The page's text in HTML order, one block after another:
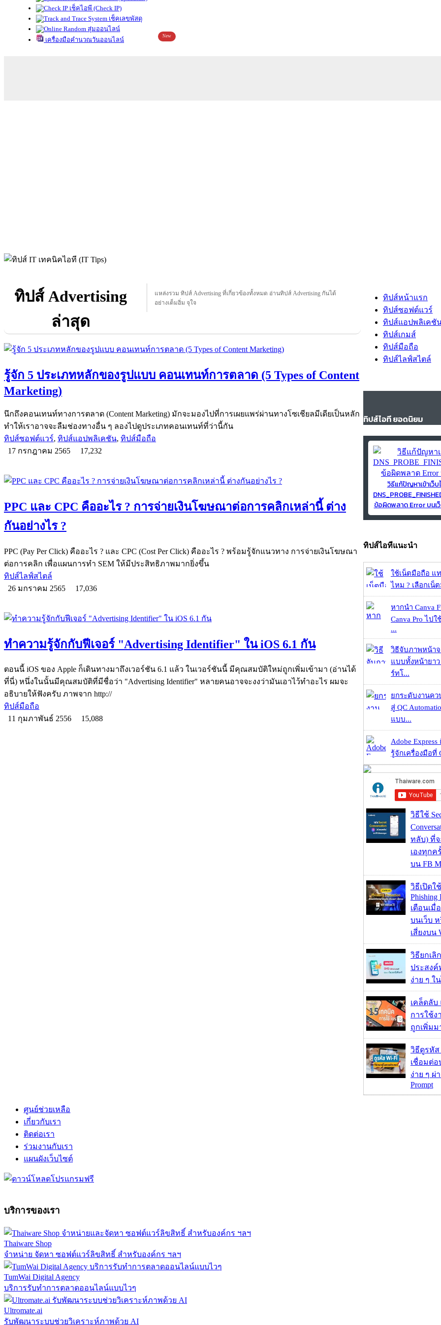
เช็คไอพี (Check IP)
เช็คเลขพัสดุ
สุ่มออนไลน์
เครื่องมือคำนวณวันออนไลน์
New
ทิปส์ Advertising
ล่าสุด
แหล่งรวม ทิปส์ Advertising ที่เกี่ยวข้องทั้งหมด อ่านทิปส์ Advertising กันได้
อย่างเต็มอิ่ม จุใจ
รู้จัก 5 ประเภทหลักของรูปแบบ คอนเทนท์การตลาด (5 Types of Content
Marketing)
นึกถึงคอนเทนท์ทางการตลาด (Content Marketing) มักจะมองไปที่การเผยแพร่ผ่านทางโซเชียลมีเดียเป็นหลัก
ทำให้เราอาจจะลืมช่องทางอื่น ๆ ลองไปดูประเภทคอนเทนท์ที่ว่านี้กัน
ทิปส์ซอฟต์แวร์, ทิปส์แอปพลิเคชัน, ทิปส์มือถือ
17 กรกฎาคม 2565
17,232
PPC และ CPC คืออะไร ? การจ่ายเงินโฆษณาต่อการคลิกเหล่านี้ ต่าง
กันอย่างไร ?
PPC (Pay Per Click) คืออะไร ? และ CPC (Cost Per Click) คืออะไร ? พร้อมรู้จักแนวทาง การจ่ายเงินโฆษณา
ต่อการคลิก เพื่อแผนการทำ SEM ให้มีประสิทธิภาพมากยิ่งขึ้น
ทิปส์ไลฟ์สไตล์
26 มกราคม 2565
17,036
ทำความรู้จักกับฟีเจอร์ "Advertising Identifier" ใน iOS 6.1 กัน
ตอนนี้ iOS ของ Apple ก็เดินทางมาถึงเวอร์ชัน 6.1 แล้ว ในเวอร์ชันนี้ มีคุณสมบัติใหม่ถูกเพิ่มเข้ามา (อ่านได้
ที่นี่) หนึ่งในนั้นมีคุณสมบัติที่มีชื่อว่า "Advertising Identifier" หลายคนอาจจะงงว่ามันเอาไว้ทำอะไร ผมจะ
อธิบายให้ฟังครับ ภาพจาก http://
ทิปส์มือถือ
11 กุมภาพันธ์ 2556
15,088
ทิปส์หน้าแรก
ทิปส์ซอฟต์แวร์
ทิปส์แอปพลิเคชั
ทิปส์เกมส์
ทิปส์มือถือ
ทิปส์ไลฟ์สไตล์
ทิปส์ไอที ยอดนิยม
วิธีแก้ปัญหาเข้าเว็บ
ข้อผิดพลาด Error บนเว็
ทิปส์ไอทีแนะนำ
ใช้เน็ตมือถือ แ
ไหม ? เลือกเน็
หากนำ Canva
Canva Pro ไปใ
...
วิธีจับภาพหน้าจ
แบบทั้งหน้ายา
ร์ทโ...
ยกระดับงานค
สู่ QC
แบบ...
Adobe
รู้จักเครื่องมือที่
วิธีใช้
ทลับ) ที่
เองทุกค
บน FB
วิธีเปิดใ
Phishing
เตือนเมื่
บนเว็บ
เสี่ยงบน
วิธียกเลิ
ประสงค์
ง่าย ๆ ใ
เคล็ดลับ
การใช้ง
ถูกเพิ่มม
วิธีดูรหัส
เชื่อมต่อ
ง่าย ๆ ผ่
Prompt
ศูนย์ช่วยเหลือ
เกี่ยวกับเรา
ติดต่อเรา
ร่วมงานกับเรา
แผนผังเว็บไซต์
บริการของเรา
Thaiware Shop
จำหน่าย จัดหา ซอฟต์แวร์ลิขสิทธิ์ สำหรับองค์กร ฯลฯ
TumWai Digital Agency
บริการรับทำการตลาดออนไลน์แบบไวๆ
Ultromate.ai
รับพัฒนาระบบช่วยวิเคราะห์ภาพด้วย AI